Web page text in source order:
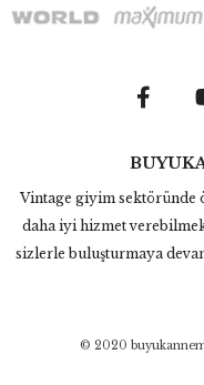
Vintage giyim sektöründe
daha iyi hizmet
sizlerle buluşturmaya
alışverişinde
binlerce parçayı
© 2020